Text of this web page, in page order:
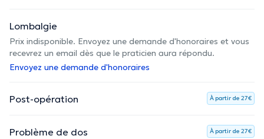
Lombalgie
Prix indisponible. Envoyez une demande d'honoraires et vous
recevrez un email dès que le praticien aura répondu.
Envoyez une demande d'honoraires
Post-opération À partir de 27€
Problème de dos À partir de 27€